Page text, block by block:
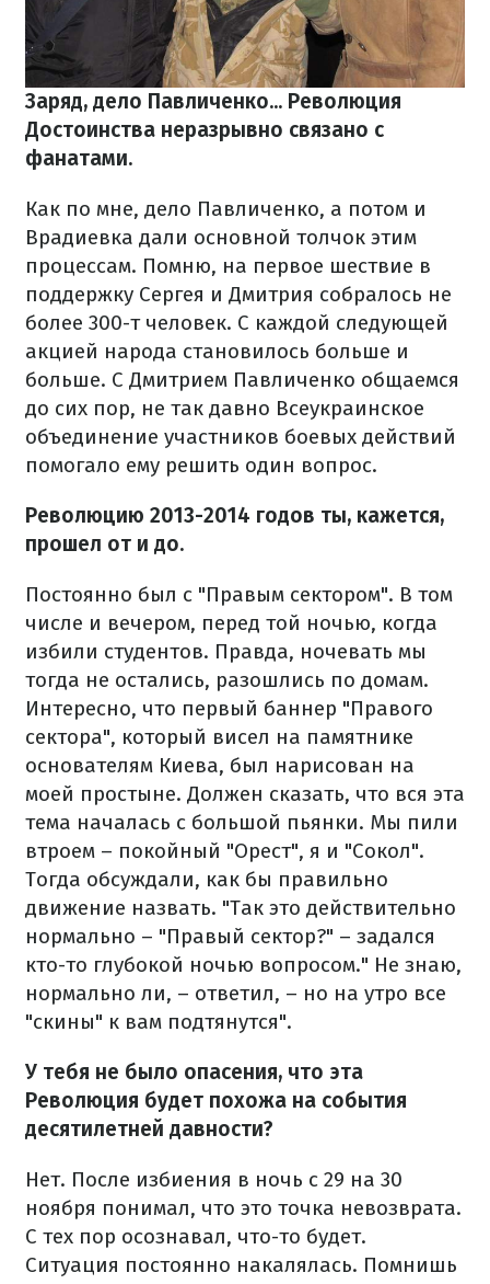
Заряд, дело Павличенко... Революция
Достоинства неразрывно связано с
фанатами.
Как по мне, дело Павличенко, а потом и
Врадиевка дали основной толчок этим
процессам. Помню, на первое шествие в
поддержку Сергея и Дмитрия собралось не
более 300-т человек. С каждой следующей
акцией народа становилось больше и
больше. С Дмитрием Павличенко общаемся
до сих пор, не так давно Всеукраинское
объединение участников боевых действий
помогало ему решить один вопрос.
Революцию 2013-2014 годов ты, кажется,
прошел от и до.
Постоянно был с "Правым сектором". В том
числе и вечером, перед той ночью, когда
избили студентов. Правда, ночевать мы
тогда не остались, разошлись по домам.
Интересно, что первый баннер "Правого
сектора", который висел на памятнике
основателям Киева, был нарисован на
моей простыне. Должен сказать, что вся эта
тема началась с большой пьянки. Мы пили
втроем – покойный "Орест", я и "Сокол".
Тогда обсуждали, как бы правильно
движение назвать. "Так это действительно
нормально – "Правый сектор?" – задался
кто-то глубокой ночью вопросом." Не знаю,
нормально ли, – ответил, – но на утро все
"скины" к вам подтянутся".
У тебя не было опасения, что эта
Революция будет похожа на события
десятилетней давности?
Нет. После избиения в ночь с 29 на 30
ноября понимал, что это точка невозврата.
С тех пор осознавал, что-то будет.
Ситуация постоянно накалялась. Помнишь